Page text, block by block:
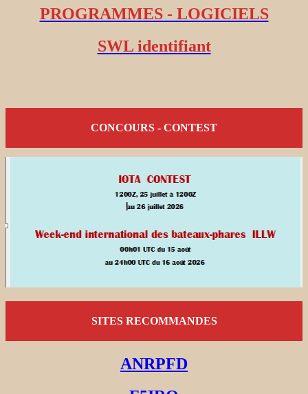
PROGRAMMES - LOGICIELS
SWL identifiant
CONCOURS - CONTEST
SITES RECOMMANDES
ANRPFD